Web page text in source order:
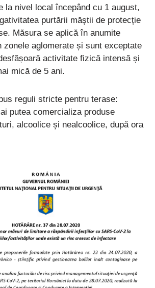
la nivel local începând cu 1 august,
purtării măștii de protecție
Măsura se aplică în anumite
zonele aglomerate și sunt exceptate
activitate fizică intensă și
mică de 5 ani.
reguli stricte pentru terase:
putea comercializa produse
alcoolice și nealcoolice, după ora